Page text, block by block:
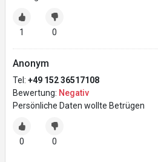
1 0
Anonym
Tel: +49 152 36517108
Bewertung: Negativ
Persönliche Daten wollte Betrügen
0 0